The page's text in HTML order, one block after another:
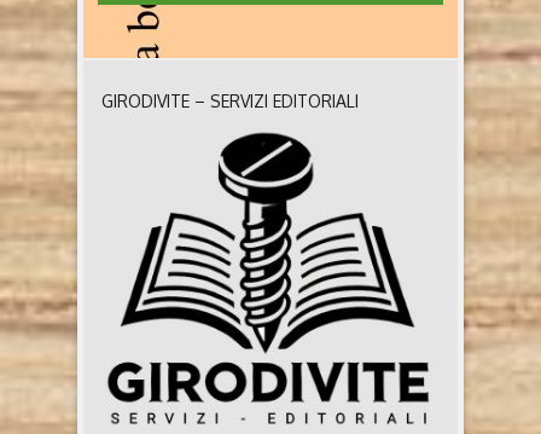
‘UNA BELLEZZA ASCIUTTA’
RACCOLTA DI POESIE DI MICHELE
Una bellezza asciutta di Michele Sabatini (Bertone
editore, 2025) Chi è Michele Sabatini Classe 1977,
poeta e consulente per la comunicazione. È
originario e vive a Montefalco (Pg). Si divide per
lavoro fra l’Umbria e Roma. Si occupa, tra l’altro,
dello sviluppo di progetti editoriali e organizza il
Festival di Capalbio Libri e l’Orbetello ..
GIRODIVITE – SERVIZI EDITORIALI